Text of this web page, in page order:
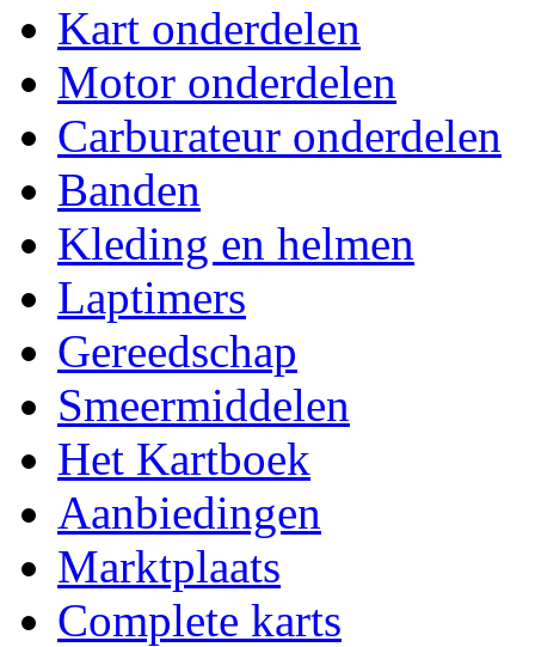
Kart onderdelen
Motor onderdelen
Carburateur onderdelen
Banden
Kleding en helmen
Laptimers
Gereedschap
Smeermiddelen
Het Kartboek
Aanbiedingen
Marktplaats
Complete karts